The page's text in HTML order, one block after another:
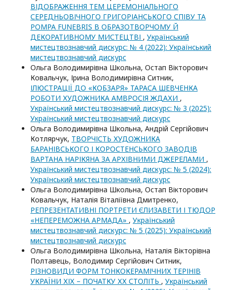
ВІДОБРАЖЕННЯ ТЕМ ЦЕРЕМОНІАЛЬНОГО
СЕРЕДНЬОВІЧНОГО ГРИГОРІАНСЬКОГО СПІВУ ТА
POMPA FUNEBRIS В ОБРАЗОТВОРЧОМУ Й
ДЕКОРАТИВНОМУ МИСТЕЦТВІ , Український
мистецтвознавчий дискурс: № 4 (2022): Український
мистецтвознавчий дискурс
Ольга Володимирівна Школьна, Остап Вікторович
Ковальчук, Ірина Володимирівна Ситник,
ІЛЮСТРАЦІЇ ДО «КОБЗАРЯ» ТАРАСА ШЕВЧЕНКА
РОБОТИ ХУДОЖНИКА АМВРОСІЯ ЖДАХИ ,
Український мистецтвознавчий дискурс: № 3 (2025):
Український мистецтвознавчий дискурс
Ольга Володимирівна Школьна, Андрій Сергійович
Котлярчук, ТВОРЧІСТЬ ХУДОЖНИКА
БАРАНІВСЬКОГО І КОРОСТЕНСЬКОГО ЗАВОДІВ
ВАРТАНА НАРІКЯНА ЗА АРХІВНИМИ ДЖЕРЕЛАМИ ,
Український мистецтвознавчий дискурс: № 5 (2024):
Український мистецтвознавчий дискурс
Ольга Володимирівна Школьна, Остап Вікторович
Ковальчук, Наталія Віталіївна Дмитренко,
РЕПРЕЗЕНТАТИВНІ ПОРТРЕТИ ЄЛИЗАВЕТИ І ТЮДОР
«НЕПЕРЕМОЖНА АРМАДА» , Український
мистецтвознавчий дискурс: № 5 (2025): Український
мистецтвознавчий дискурс
Ольга Володимирівна Школьна, Наталія Вікторівна
Полтавець, Володимир Сергійович Ситник,
РІЗНОВИДИ ФОРМ ТОНКОКЕРАМІЧНИХ ТЕРІНІВ
УКРАЇНИ ХІХ – ПОЧАТКУ ХХ СТОЛІТЬ , Український